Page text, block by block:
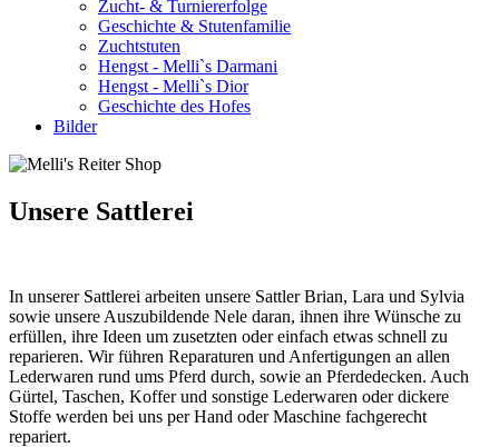
Zucht- & Turniererfolge
Geschichte & Stutenfamilie
Zuchtstuten
Hengst - Melli`s Darmani
Hengst - Melli`s Dior
Geschichte des Hofes
Bilder
Unsere Sattlerei
In unserer Sattlerei arbeiten unsere Sattler Brian, Lara und Sylvia
sowie unsere Auszubildende Nele daran, ihnen ihre Wünsche zu
erfüllen, ihre Ideen um zusetzten oder einfach etwas schnell zu
reparieren. Wir führen Reparaturen und Anfertigungen an allen
Lederwaren rund ums Pferd durch, sowie an Pferdedecken. Auch
Gürtel, Taschen, Koffer und sonstige Lederwaren oder dickere
Stoffe werden bei uns per Hand oder Maschine fachgerecht
repariert.